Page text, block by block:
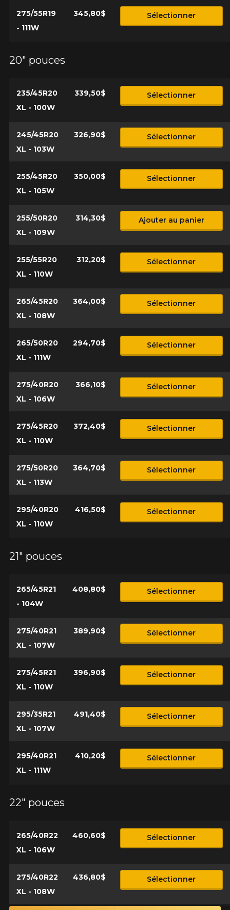
275/55R19
- 111W
345,80$ Sélectionner
20" pouces
235/45R20
XL - 100W
339,50$ Sélectionner
245/45R20
XL - 103W
326,90$ Sélectionner
255/45R20
XL - 105W
350,00$ Sélectionner
255/50R20
XL - 109W
314,30$ Ajouter au panier
255/55R20
XL - 110W
312,20$ Sélectionner
265/45R20
XL - 108W
364,00$ Sélectionner
265/50R20
XL - 111W
294,70$ Sélectionner
275/40R20
XL - 106W
366,10$ Sélectionner
275/45R20
XL - 110W
372,40$ Sélectionner
275/50R20
XL - 113W
364,70$ Sélectionner
295/40R20
XL - 110W
416,50$ Sélectionner
21" pouces
265/45R21
- 104W
408,80$ Sélectionner
275/40R21
XL - 107W
389,90$ Sélectionner
275/45R21
XL - 110W
396,90$ Sélectionner
295/35R21
XL - 107W
491,40$ Sélectionner
295/40R21
XL - 111W
410,20$ Sélectionner
22" pouces
265/40R22
XL - 106W
460,60$ Sélectionner
275/40R22
XL - 108W
436,80$ Sélectionner